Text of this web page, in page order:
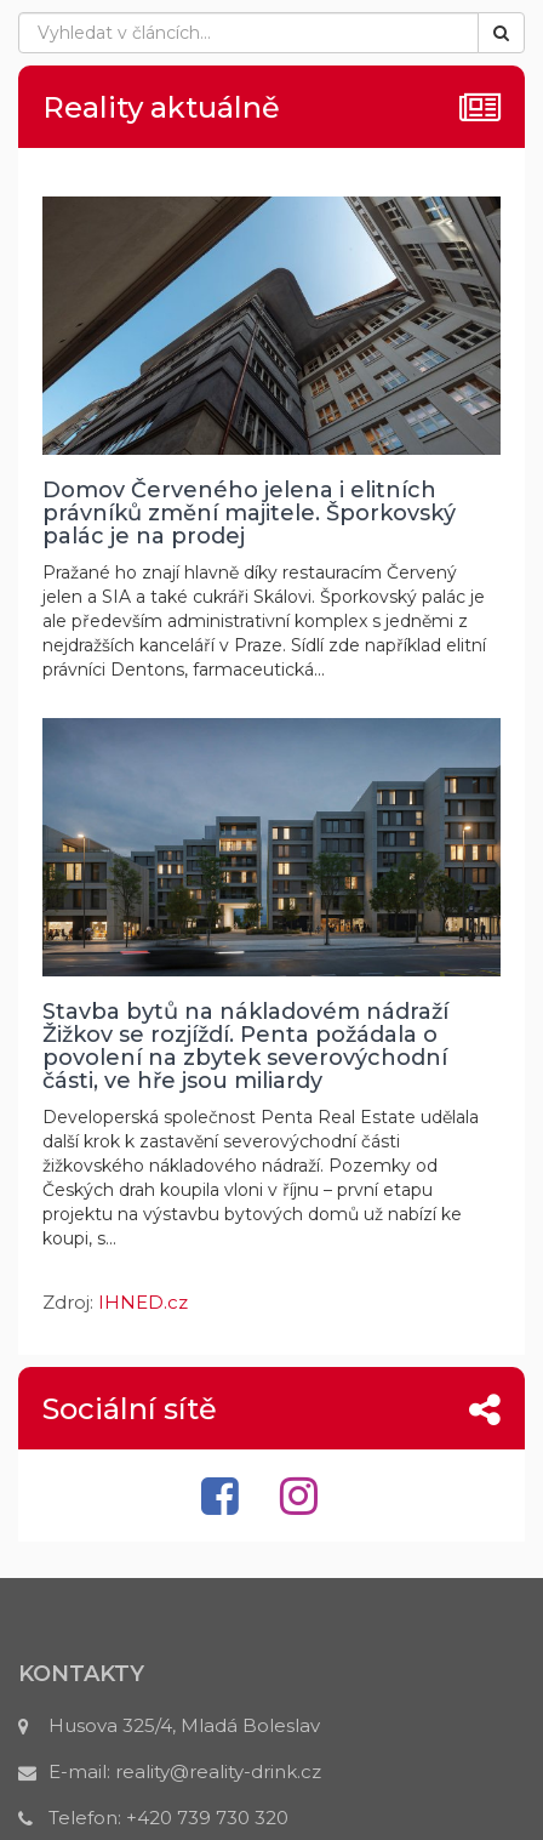
Reality aktuálně
Domov Červeného jelena i elitních
právníků změní majitele. Šporkovský
palác je na prodej
Pražané ho znají hlavně díky restauracím Červený
jelen a SIA a také cukráři Skálovi. Šporkovský palác je
ale především administrativní komplex s jedněmi z
nejdražších kanceláří v Praze. Sídlí zde například elitní
právníci Dentons, farmaceutická...
Stavba bytů na nákladovém nádraží
Žižkov se rozjíždí. Penta požádala o
povolení na zbytek severovýchodní
části, ve hře jsou miliardy
Developerská společnost Penta Real Estate udělala
další krok k zastavění severovýchodní části
žižkovského nákladového nádraží. Pozemky od
Českých drah koupila vloni v říjnu – první etapu
projektu na výstavbu bytových domů už nabízí ke
koupi, s...
Zdroj: IHNED.cz
Sociální sítě
KONTAKTY
Husova 325/4, Mladá Boleslav
E-mail: reality@reality-drink.cz
Telefon: +420 739 730 320